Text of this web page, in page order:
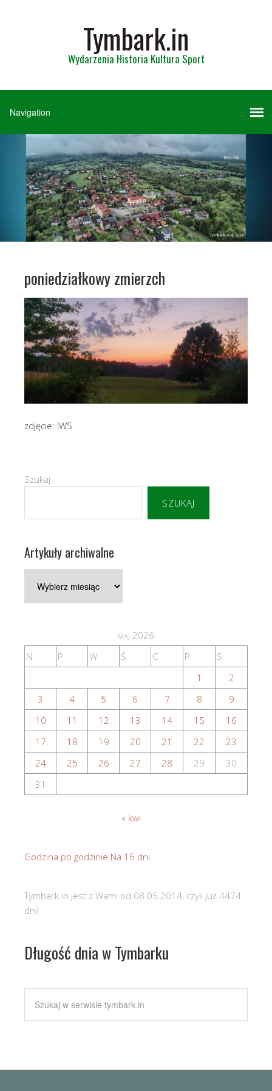
Tymbark.in
Wydarzenia Historia Kultura Sport
poniedziałkowy zmierzch
zdjęcie: IWS
Szukaj
SZUKAJ
Artykuły archiwalne
archiwalne
maj 2026
N
P W Ś C P
S
1
2
3
4 5 6 7 8
9
10
11 12 13 14 15
16
17
18 19 20 21 22
23
24
25 26 27 28 29
30
31
« kwi
Godzina po godzinie Na 16 dni
Tymbark.in jest z Wami od 08.05.2014, czyli już 4474
dni!
Długość dnia w Tymbarku